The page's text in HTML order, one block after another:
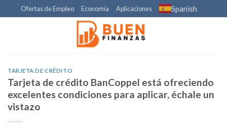
to
Ofertas de Empleo Economía Aplicaciones Spanish ▼
TARJETA DE CRÉDITO
Tarjeta de crédito BanCoppel está ofreciendo
excelentes condiciones para aplicar, échale un
vistazo